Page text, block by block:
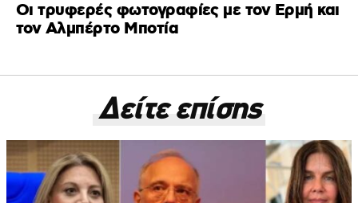
Οι τρυφερές φωτογραφίες με τον Ερμή και
τον Αλμπέρτο Μποτία
Δείτε επίσης